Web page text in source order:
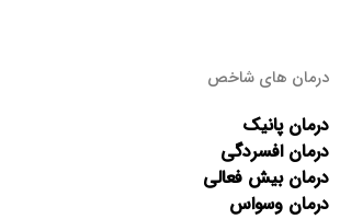
درمان های شاخص
درمان پانیک
درمان افسردگی
درمان بیش فعالی
درمان وسواس